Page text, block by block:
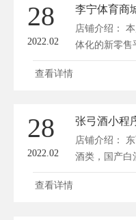
28
2022.02
李宁体育商
店铺介绍：
体化的新零售
造...
查看详情
28
2022.02
张弓酒小程
店铺介绍：
酒类，国产白
查看详情